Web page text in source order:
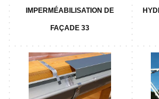
IMPERMÉABILISATION DE
FAÇADE 33